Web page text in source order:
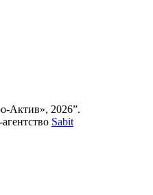
Актив», 2026”.
Sabit